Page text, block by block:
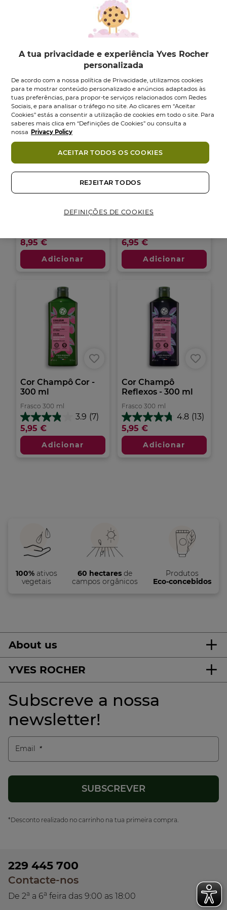
(8)
em
5
análises
Brilho
Sabonete
4.6
em
5
estrelas.
análises
Protetora de Brilho
em
5
estrelas.
6
8,95 €
Adicionar
Cor Amaciador
Protetor de Brilho
em
5
estrelas.
3
6,95 €
Adicionar
Cor Champô Cor -
300 ml
Frasco 300 ml
3.9 (7)
3.9
em
5
estrelas.
7
5,95 €
Adicionar
Cor Champô
Reflexos - 300 ml
Frasco 300 ml
4.8 (13)
4.8
em
5
estrelas.
13
5,95 €
Adicionar
100%ativos
vegetais
60 hectares de
campos orgânicos
Produtos
Eco-concebidos
About us
YVES ROCHER
Subscreve a nossa
newsletter!
Email
*Desconto realizado no carrinho na tua primeira compra.
229 445 700
Contacte-nos
De 2a a 6a feira das 9:00 as 18:00
A tua privacidade e experiência Yves Rocher
personalizada
De acordo com a nossa política de Privacidade, utilizamos cookies
para te mostrar conteúdo personalizado e anúncios adaptados às
tuas preferências, para propor-te serviços relacionados com Redes
Sociais, e para analisar o tráfego no site. Ao clicares em “Aceitar
Cookies” estás a consentir a utilização de cookies em todo o site. Para
saberes mais clica em “Definições de Cookies” ou consulta a
nossa Privacy Policy
DEFINIÇÕES DE COOKIES
REJEITAR TODOS
ACEITAR TODOS OS COOKIES